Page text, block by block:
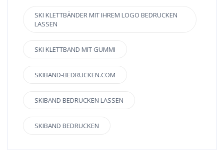
SKI KLETTBÄNDER MIT IHREM LOGO BEDRUCKEN
LASSEN
SKI KLETTBAND MIT GUMMI
SKIBAND-BEDRUCKEN.COM
SKIBAND BEDRUCKEN LASSEN
SKIBAND BEDRUCKEN